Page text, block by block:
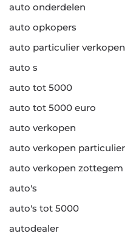
auto onderdelen
auto opkopers
auto particulier verkopen
auto s
auto tot 5000
auto tot 5000 euro
auto verkopen
auto verkopen particulier
auto verkopen zottegem
auto's
auto's tot 5000
autodealer